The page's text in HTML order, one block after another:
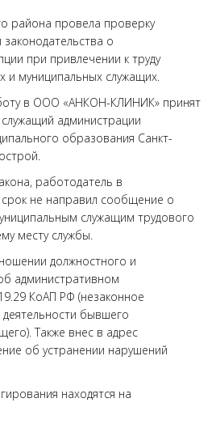
района провела проверку
о
при привлечении к труду
и муниципальных служащих.
в ООО «АНКОН-КЛИНИК» принят
администрации
образования Санкт-
работодатель в
не направил сообщение о
служащим трудового
месту службы.
должностного и
административном
КоАП РФ (незаконное
бывшего
Также внес в адрес
об устранении нарушений
находятся на